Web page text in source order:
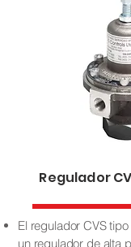
Regulador
El regulador CVS
un regulador de alta